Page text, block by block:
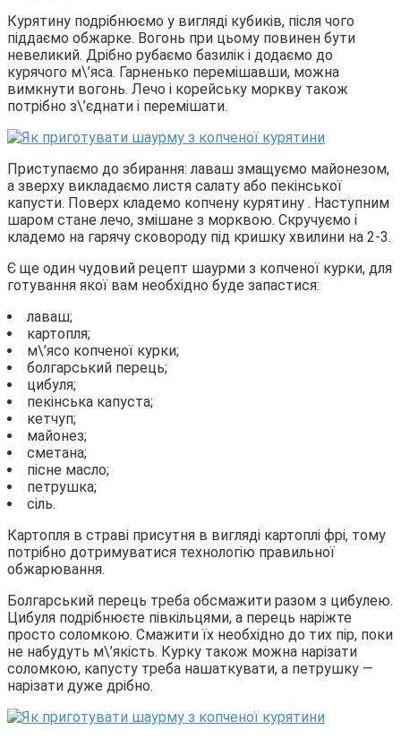
Курятину подрібнюємо у вигляді кубиків, після чого
піддаємо обжарке. Вогонь при цьому повинен бути
невеликий. Дрібно рубаємо базилік і додаємо до
курячого м\’яса. Гарненько перемішавши, можна
вимкнути вогонь. Лечо і корейську моркву також
потрібно з\’єднати і перемішати.
Приступаємо до збирання: лаваш змащуємо майонезом,
а зверху викладаємо листя салату або пекінської
капусти. Поверх кладемо копчену курятину . Наступним
шаром стане лечо, змішане з морквою. Скручуємо і
кладемо на гарячу сковороду під кришку хвилини на 2-3.
Є ще один чудовий рецепт шаурми з копченої курки, для
готування якої вам необхідно буде запастися:
лаваш;
картопля;
м\’ясо копченої курки;
болгарський перець;
цибуля;
пекінська капуста;
кетчуп;
майонез;
сметана;
пісне масло;
петрушка;
сіль.
Картопля в страві присутня в вигляді картоплі фрі, тому
потрібно дотримуватися технологію правильної
обжарювання.
Болгарський перець треба обсмажити разом з цибулею.
Цибуля подрібнюєте півкільцями, а перець наріжте
просто соломкою. Смажити їх необхідно до тих пір, поки
не набудуть м\’якість. Курку також можна нарізати
соломкою, капусту треба нашаткувати, а петрушку —
нарізати дуже дрібно.